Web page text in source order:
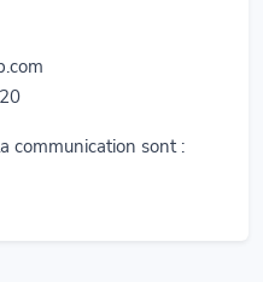
communication sont :